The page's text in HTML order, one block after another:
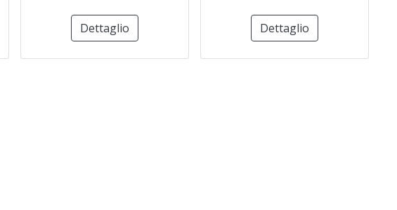
Dettaglio Dettaglio